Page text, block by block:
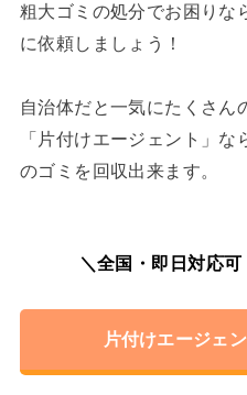
粗大ゴミの処分でお困りな
に依頼しましょう！
自治体だと一気にたくさん
「片付けエージェント」
のゴミを回収出来ます。
＼全国・即日対応
片付けエージェ